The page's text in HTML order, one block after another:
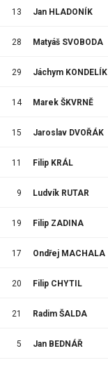
13 Jan HLADONÍK
28 Matyáš SVOBODA
29 Jáchym KONDELÍK
14 Marek ŠKVRNĚ
15 Jaroslav DVOŘÁK
11 Filip KRÁL
9 Ludvík RUTAR
19 Filip ZADINA
17 Ondřej MACHALA
20 Filip CHYTIL
21 Radim ŠALDA
5 Jan BEDNÁŘ